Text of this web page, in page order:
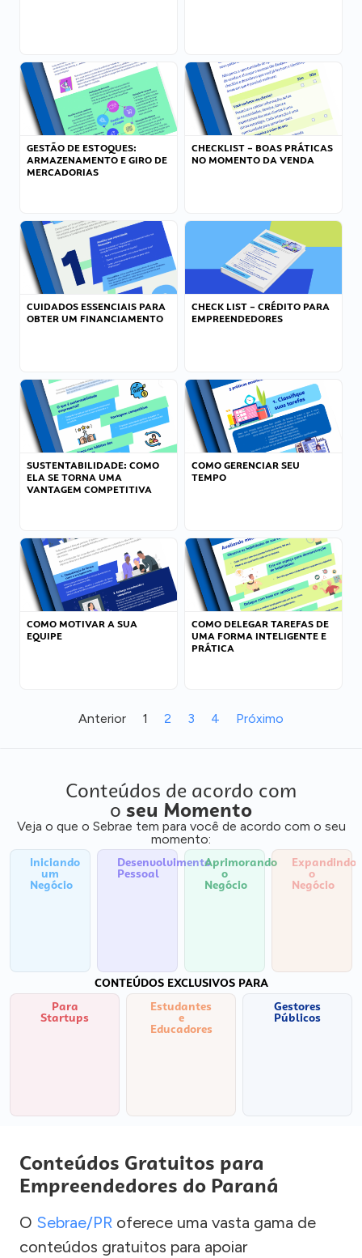
GESTÃO DE ESTOQUES:
ARMAZENAMENTO E GIRO DE
MERCADORIAS
CHECKLIST – BOAS PRÁTICAS
NO MOMENTO DA VENDA
CUIDADOS ESSENCIAIS PARA
OBTER UM FINANCIAMENTO
CHECK LIST – CRÉDITO PARA
EMPREENDEDORES
SUSTENTABILIDADE: COMO
ELA SE TORNA UMA
VANTAGEM COMPETITIVA
COMO GERENCIAR SEU
TEMPO
COMO MOTIVAR A SUA
EQUIPE
COMO DELEGAR TAREFAS DE
UMA FORMA INTELIGENTE E
PRÁTICA
Anterior 1 2 3 4 Próximo
Conteúdos de acordo com
o seu Momento
Veja o que o Sebrae tem para você de acordo com o seu
momento:
Iniciando
um
Negócio
Desenvolvimento
Pessoal
Aprimorando
o
Negócio
Expandindo
o
Negócio
CONTEÚDOS EXCLUSIVOS PARA
Para
Startups
Estudantes
e
Educadores
Gestores
Públicos
Conteúdos Gratuitos para
Empreendedores do Paraná
O Sebrae/PR oferece uma vasta gama de
conteúdos gratuitos para apoiar